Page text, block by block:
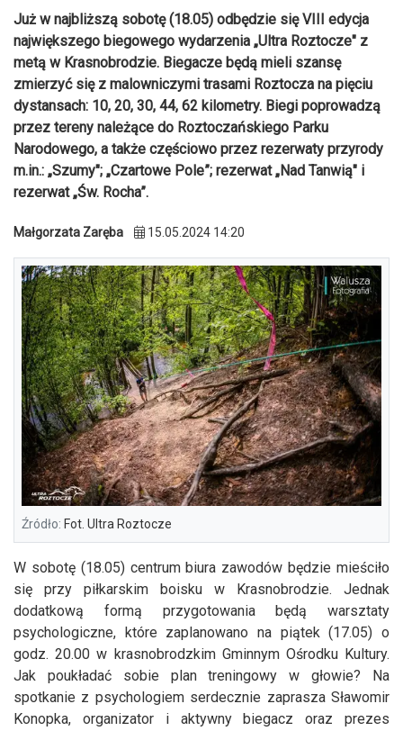
Już w najbliższą sobotę (18.05) odbędzie się VIII edycja
największego biegowego wydarzenia „Ultra Roztocze" z
metą w Krasnobrodzie. Biegacze będą mieli szansę
zmierzyć się z malowniczymi trasami Roztocza na pięciu
dystansach: 10, 20, 30, 44, 62 kilometry. Biegi poprowadzą
przez tereny należące do Roztoczańskiego Parku
Narodowego, a także częściowo przez rezerwaty przyrody
m.in.: „Szumy"; „Czartowe Pole”; rezerwat „Nad Tanwią" i
rezerwat „Św. Rocha”.
Małgorzata Zaręba 15.05.2024 14:20
Źródło: Fot. Ultra Roztocze
W sobotę (18.05) centrum biura zawodów będzie mieściło
się przy piłkarskim boisku w Krasnobrodzie. Jednak
dodatkową formą przygotowania będą warsztaty
psychologiczne, które zaplanowano na piątek (17.05) o
godz. 20.00 w krasnobrodzkim Gminnym Ośrodku Kultury.
Jak poukładać sobie plan treningowy w głowie? Na
spotkanie z psychologiem serdecznie zaprasza Sławomir
Konopka, organizator i aktywny biegacz oraz prezes